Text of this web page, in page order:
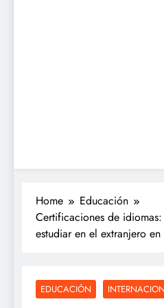
Home
Educación
Certificaciones de
estudiar en el extranjero
EDUCACIÓN